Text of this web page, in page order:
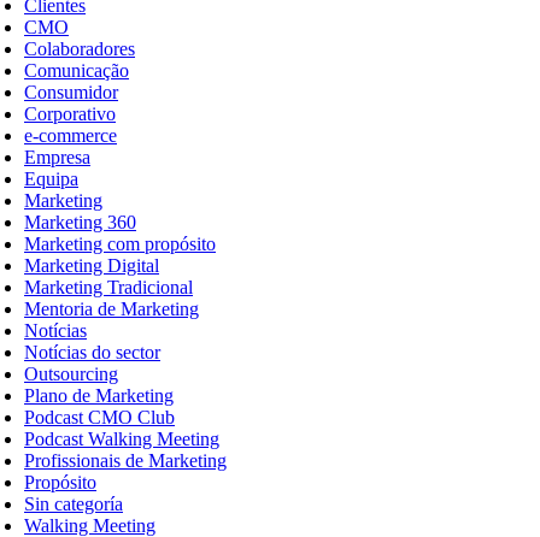
Clientes
CMO
Colaboradores
Comunicação
Consumidor
Corporativo
e-commerce
Empresa
Equipa
Marketing
Marketing 360
Marketing com propósito
Marketing Digital
Marketing Tradicional
Mentoria de Marketing
Notícias
Notícias do sector
Outsourcing
Plano de Marketing
Podcast CMO Club
Podcast Walking Meeting
Profissionais de Marketing
Propósito
Sin categoría
Walking Meeting